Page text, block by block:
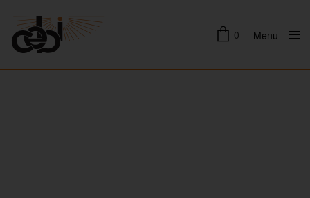
0 Menu